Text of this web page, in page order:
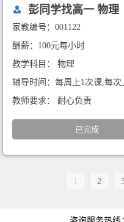
彭同学找高一 物理
家教编号：001122
酬薪：100元每小时
教学科目： 物理
辅导时间：每周上1次课,每次
小时
教师要求： 耐心负责
已完成
2